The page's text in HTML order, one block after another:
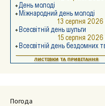
Погода